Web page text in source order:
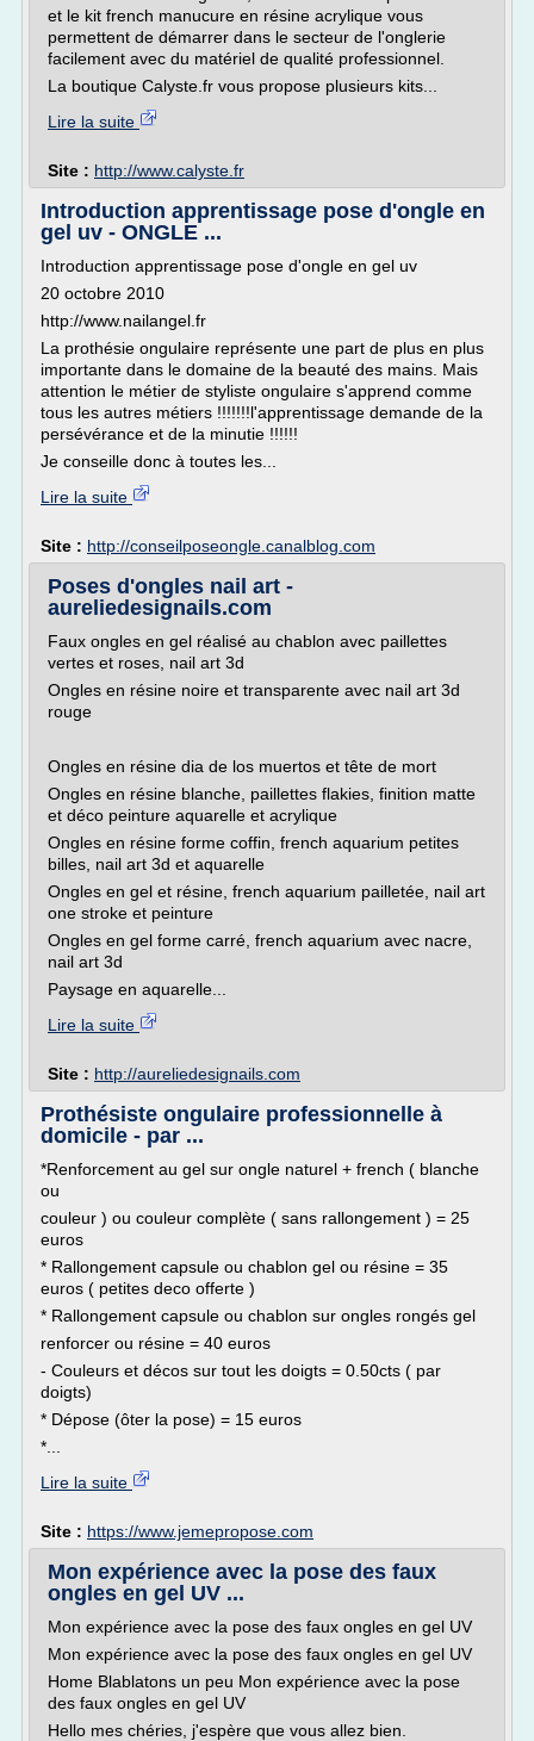
et le kit french manucure en résine acrylique vous
permettent de démarrer dans le secteur de l'onglerie
facilement avec du matériel de qualité professionnel.
La boutique Calyste.fr vous propose plusieurs kits...
Lire la suite
Site : http://www.calyste.fr
Introduction apprentissage pose d'ongle en
gel uv - ONGLE ...
Introduction apprentissage pose d'ongle en gel uv
20 octobre 2010
http://www.nailangel.fr
La prothésie ongulaire représente une part de plus en plus
importante dans le domaine de la beauté des mains. Mais
attention le métier de styliste ongulaire s'apprend comme
tous les autres métiers !!!!!!!l'apprentissage demande de la
persévérance et de la minutie !!!!!!
Je conseille donc à toutes les...
Lire la suite
Site : http://conseilposeongle.canalblog.com
Poses d'ongles nail art -
aureliedesignails.com
Faux ongles en gel réalisé au chablon avec paillettes
vertes et roses, nail art 3d
Ongles en résine noire et transparente avec nail art 3d
rouge
Ongles en résine dia de los muertos et tête de mort
Ongles en résine blanche, paillettes flakies, finition matte
et déco peinture aquarelle et acrylique
Ongles en résine forme coffin, french aquarium petites
billes, nail art 3d et aquarelle
Ongles en gel et résine, french aquarium pailletée, nail art
one stroke et peinture
Ongles en gel forme carré, french aquarium avec nacre,
nail art 3d
Paysage en aquarelle...
Lire la suite
Site : http://aureliedesignails.com
Prothésiste ongulaire professionnelle à
domicile - par ...
*Renforcement au gel sur ongle naturel + french ( blanche
ou
couleur ) ou couleur complète ( sans rallongement ) = 25
euros
* Rallongement capsule ou chablon gel ou résine = 35
euros ( petites deco offerte )
* Rallongement capsule ou chablon sur ongles rongés gel
renforcer ou résine = 40 euros
- Couleurs et décos sur tout les doigts = 0.50cts ( par
doigts)
* Dépose (ôter la pose) = 15 euros
*...
Lire la suite
Site : https://www.jemepropose.com
Mon expérience avec la pose des faux
ongles en gel UV ...
Mon expérience avec la pose des faux ongles en gel UV
Mon expérience avec la pose des faux ongles en gel UV
Home Blablatons un peu Mon expérience avec la pose
des faux ongles en gel UV
Hello mes chéries, j'espère que vous allez bien.